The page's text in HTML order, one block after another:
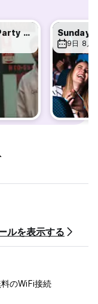
and is
shops.
only checked in
do not allow
hostel. We also
you back
professional
for use during
passport must be
of ID will be
the age of 18
- you are
Saturday Party Night
9日 8月
ルを表示する
のWiFi接続